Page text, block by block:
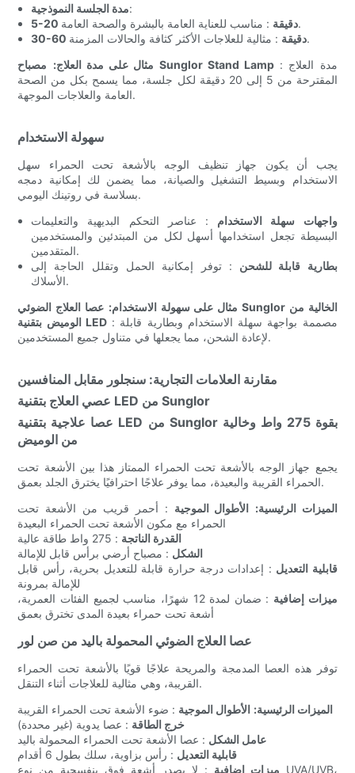
مدة الجلسة النموذجية:
5-20 دقيقة: مناسب للعناية العامة بالبشرة والصحة العامة.
30-60 دقيقة: مثالية للعلاجات الأكثر كثافة والحالات المزمنة.
مثال على مدة العلاج: مصباح Sunglor Stand Lamp: مدة العلاج
المقترحة من 5 إلى 20 دقيقة لكل جلسة، مما يسمح بكل من الصحة
العامة والعلاجات الموجهة.
سهولة الاستخدام
يجب أن يكون جهاز تنظيف الوجه بالأشعة تحت الحمراء سهل
الاستخدام وبسيط التشغيل والصيانة، مما يضمن لك إمكانية دمجه
بسلاسة في روتينك اليومي.
واجهات سهلة الاستخدام : عناصر التحكم البديهية والتعليمات
البسيطة تجعل استخدامها أسهل لكل من المبتدئين والمستخدمين
المتقدمين.
بطارية قابلة للشحن : توفر إمكانية الحمل وتقلل الحاجة إلى
الأسلاك.
مثال على سهولة الاستخدام: عصا العلاج الضوئي Sunglor الخالية من
الوميض بتقنية LED: مصممة بواجهة سهلة الاستخدام وبطارية قابلة
لإعادة الشحن، مما يجعلها في متناول جميع المستخدمين.
مقارنة العلامات التجارية: سنجلور مقابل المنافسين
عصي العلاج بتقنية LED من Sunglor
عصا علاجية بتقنية LED من Sunglor بقوة 275 واط وخالية
من الوميض
يجمع جهاز الوجه بالأشعة تحت الحمراء الممتاز هذا بين الأشعة تحت
الحمراء القريبة والبعيدة، مما يوفر علاجًا احترافيًا يخترق الجلد بعمق.
الميزات الرئيسية: الأطوال الموجية : أحمر قريب من الأشعة تحت
الحمراء مع مكون الأشعة تحت الحمراء البعيدة
القدرة الناتجة : 275 واط طاقة عالية
الشكل : مصباح أرضي برأس قابل للإمالة
قابلية التعديل : إعدادات درجة حرارة قابلة للتعديل بحرية، رأس قابل
للإمالة بمرونة
ميزات إضافية
: ضمان لمدة 12 شهرًا، مناسب لجميع الفئات العمرية،
أشعة تحت حمراء بعيدة المدى تخترق بعمق
عصا العلاج الضوئي المحمولة باليد من صن لور
توفر هذه العصا المدمجة والمريحة علاجًا قويًا بالأشعة تحت الحمراء
القريبة، وهي مثالية للعلاجات أثناء التنقل.
الميزات الرئيسية: الأطوال الموجية : ضوء الأشعة تحت الحمراء القريبة
خرج الطاقة : عصا يدوية (غير محددة)
عامل الشكل : عصا الأشعة تحت الحمراء المحمولة باليد
قابلية التعديل : رأس بزاوية، سلك بطول 6 أقدام
ميزات إضافية : لا يصدر أشعة فوق بنفسجية من نوع UVA/UVB،